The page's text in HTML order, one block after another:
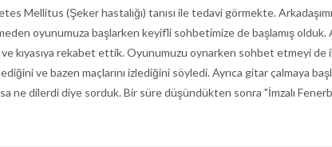
Mellitus (Şeker hastalığı) tanısı ile tedavi görmekte.
oyunumuza başlarken keyifli sohbetimize de başlamış
kıyasıya rekabet ettik. Oyunumuzu oynarken sohbet etmeyi de
ve bazen maçlarını izlediğini söyledi. Ayrıca gitar çalmaya
ne dilerdi diye sorduk. Bir süre düşündükten sonra "İmzalı